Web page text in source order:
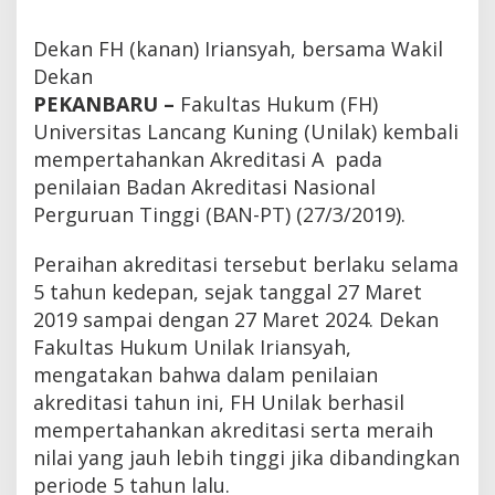
i
k
m
b
a
R
a
h
A
k
r
e
d
t
a
Dekan FH (kanan) Iriansyah, bersama Wakil
Dekan
PEKANBARU – Fakultas Hukum (FH)
Universitas Lancang Kuning (Unilak) kembali
mempertahankan Akreditasi A pada
penilaian Badan Akreditasi Nasional
Perguruan Tinggi (BAN-PT) (27/3/2019).
Peraihan akreditasi tersebut berlaku selama
5 tahun kedepan, sejak tanggal 27 Maret
2019 sampai dengan 27 Maret 2024. Dekan
Fakultas Hukum Unilak Iriansyah,
mengatakan bahwa dalam penilaian
akreditasi tahun ini, FH Unilak berhasil
mempertahankan akreditasi serta meraih
nilai yang jauh lebih tinggi jika dibandingkan
periode 5 tahun lalu.